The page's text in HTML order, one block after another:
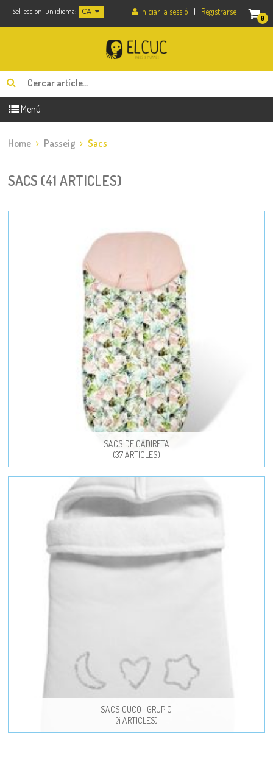
Sel·leccioni un idioma: CA
0
Iniciar la sessió | Registrarse
Menú
Home Passeig Sacs
SACS (41 ARTICLES)
SACS DE CADIRETA
(37 ARTICLES)
SACS CUCO I GRUP 0
(4 ARTICLES)